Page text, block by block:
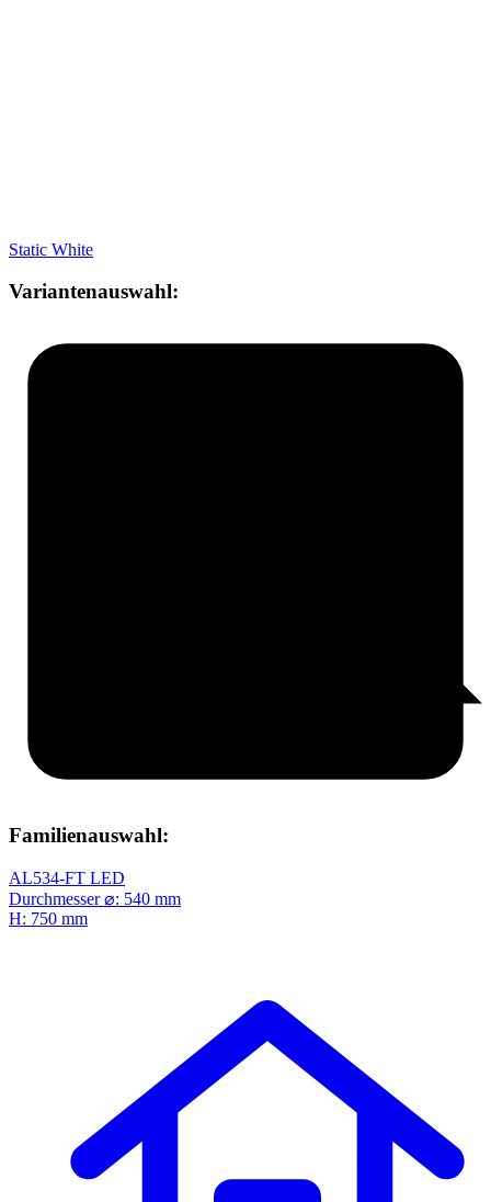
Static White
Variantenauswahl:
Familienauswahl:
AL534-FT LED
Durchmesser ⌀: 540 mm
H: 750 mm